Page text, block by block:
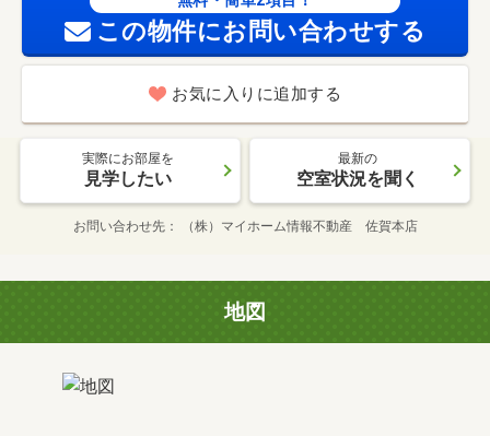
この物件にお問い合わせする
お気に入りに追加する
実際にお部屋を
見学したい
最新の
空室状況を聞く
お問い合わせ先 （株）マイホーム情報不動産 佐賀本店
地図